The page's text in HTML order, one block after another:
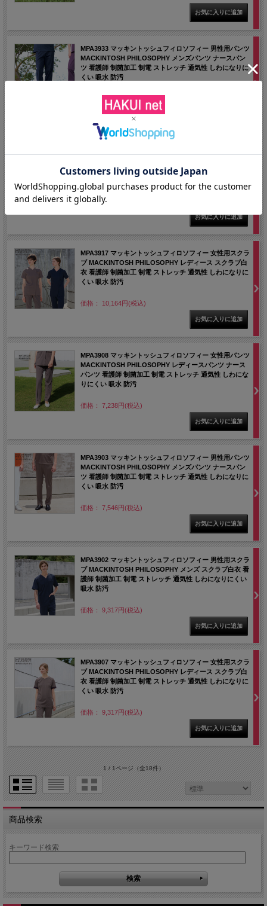
MPA3933 マッキントッシュフィロソフィー 男性用パンツ
MACKINTOSH PHILOSOPHY メンズパンツ ナースパン
ツ 看護師 制菌加工 制電 ストレッチ 通気性 しわになりに
くい 吸水 防汚
価格： 8,008円(税込)
ブ 白衣 看護師 メディカルジャケット 制菌加工 制電 スト
価格： 9,317円(税込)
MPA3917 マッキントッシュフィロソフィー 女性用スクラ
ブ MACKINTOSH PHILOSOPHY レディース スクラブ白
衣 看護師 制菌加工 制電 ストレッチ 通気性 しわになりに
くい 吸水 防汚
価格： 10,164円(税込)
MPA3908 マッキントッシュフィロソフィー 女性用パンツ
MACKINTOSH PHILOSOPHY レディースパンツ ナース
パンツ 看護師 制菌加工 制電 ストレッチ 通気性 しわにな
りにくい 吸水 防汚
価格： 7,238円(税込)
MPA3903 マッキントッシュフィロソフィー 男性用パンツ
MACKINTOSH PHILOSOPHY メンズパンツ ナースパン
ツ 看護師 制菌加工 制電 ストレッチ 通気性 しわになりに
くい 吸水 防汚
価格： 7,546円(税込)
MPA3902 マッキントッシュフィロソフィー 男性用スクラ
ブ MACKINTOSH PHILOSOPHY メンズ スクラブ白衣 看
護師 制菌加工 制電 ストレッチ 通気性 しわになりにくい
吸水 防汚
価格： 9,317円(税込)
MPA3907 マッキントッシュフィロソフィー 女性用スクラ
ブ MACKINTOSH PHILOSOPHY レディース スクラブ白
衣 看護師 制菌加工 制電 ストレッチ 通気性 しわになりに
くい 吸水 防汚
価格： 9,317円(税込)
1 / 1ページ（全18件）
商品検索
キーワード検索